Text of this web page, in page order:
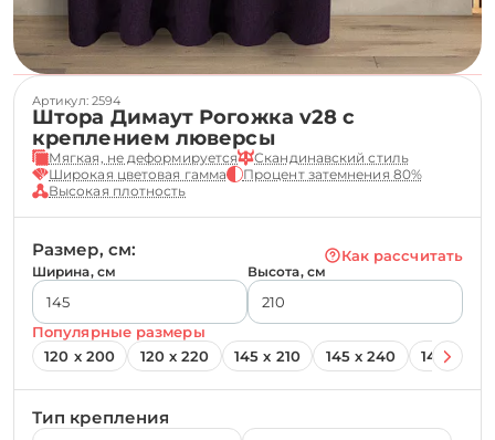
Артикул: 2594
Штора Димаут Рогожка v28 с
креплением люверсы
Мягкая, не деформируется
Скандинавский стиль
Широкая цветовая гамма
Процент затемнения 80%
Высокая плотность
Размер, см: Как рассчитать
Ширина, см Высота, см
Популярные размеры
120 х 200
120 х 220 145 х 210 145 х 240 145 х 260
Тип крепления